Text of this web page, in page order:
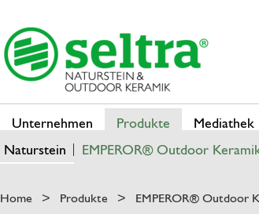
Unternehmen
Produkte
Naturstein
EMPEROR® Outdoor
Mediathek
Home > Produkte > EMPEROR® Outdoor